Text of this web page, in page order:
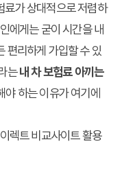
료가 상대적으로 저렴하
에게는 굳이 시간을 내
편리하게 가입할 수 있
는내 차 보험료 아끼는
하는 이유가 여기에
렉트 비교사이트 활용